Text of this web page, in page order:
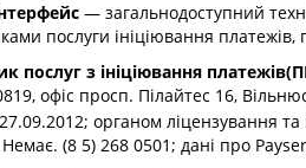
— загальнодоступний
послуги ініціювання
послуг з ініціювання
офіс просп. Пілайтес 16,
органом ліцензування та
(8 5) 268 0501; дані про